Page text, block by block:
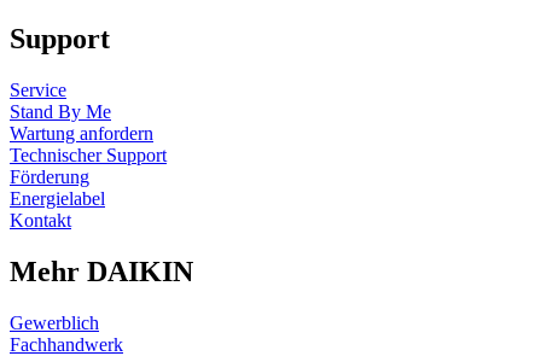
Support
Service
Stand By Me
Wartung anfordern
Technischer Support
Förderung
Energielabel
Kontakt
Mehr DAIKIN
Gewerblich
Fachhandwerk